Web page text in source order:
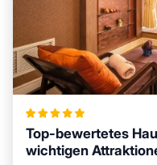
Top-bewertetes
wichtigen